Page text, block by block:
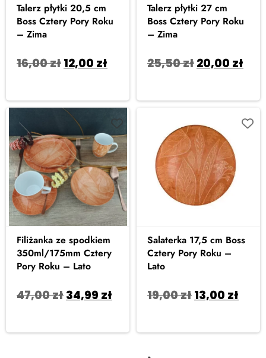
Talerz płytki 20,5 cm
Boss Cztery Pory Roku
– Zima
16,00zł12,00 zł
Talerz płytki 27 cm
Boss Cztery Pory Roku
– Zima
25,50zł20,00 zł
Filiżanka ze spodkiem
350ml/175mm Cztery
Pory Roku – Lato
47,00zł34,99 zł
Salaterka 17,5 cm Boss
Cztery Pory Roku –
Lato
19,00zł13,00 zł